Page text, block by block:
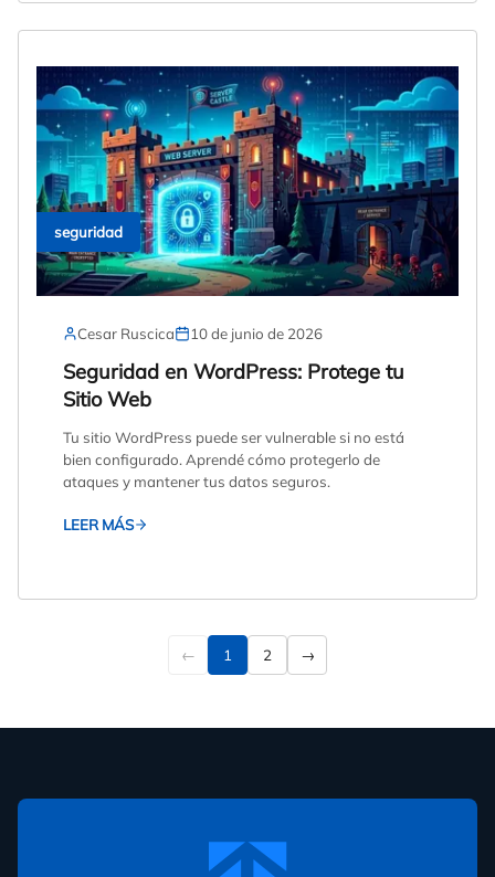
seguridad
Cesar Ruscica 10 de junio de 2026
Seguridad en WordPress: Protege tu
Sitio Web
Tu sitio WordPress puede ser vulnerable si no está
bien configurado. Aprendé cómo protegerlo de
ataques y mantener tus datos seguros.
LEER MÁS
← 1 2 →